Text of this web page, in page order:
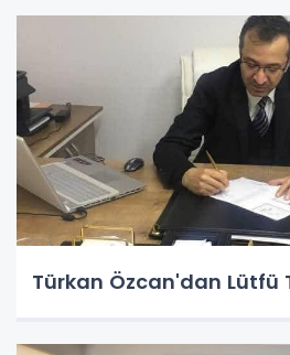
Türkan Özcan'dan Lütfü